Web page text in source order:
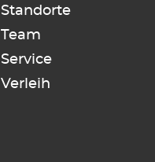
Standorte
Team
Service
Verleih